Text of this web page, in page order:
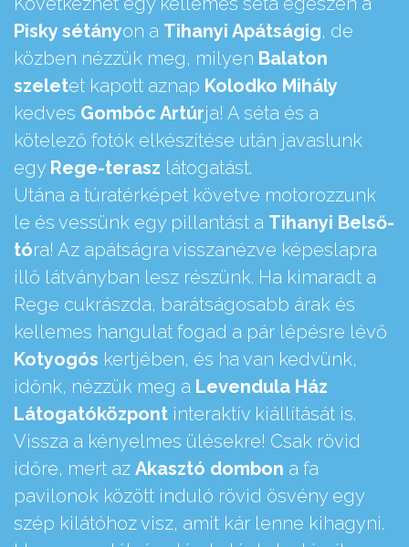
Pisky sétányon a Tihanyi Apátságig, de
közben nézzük meg, milyen Balaton
szeletet kapott aznap Kolodko Mihály
kedves Gombóc Artúrja! A séta és a
kötelező fotók elkészítése után javaslunk
egy Rege-terasz látogatást.
Utána a túratérképet követve motorozzunk
le és vessünk egy pillantást a Tihanyi Belső-
tóra! Az apátságra visszanézve képeslapra
illő látványban lesz részünk. Ha kimaradt a
Rege cukrászda, barátságosabb árak és
kellemes hangulat fogad a pár lépésre lévő
Kotyogós kertjében, és ha van kedvünk,
időnk, nézzük meg a Levendula Ház
Látogatóközpont interaktív kiállítását is.
Vissza a kényelmes ülésekre! Csak rövid
időre, mert az Akasztó dombon a fa
pavilonok között induló rövid ösvény egy
szép kilátóhoz visz, amit kár lenne kihagyni.